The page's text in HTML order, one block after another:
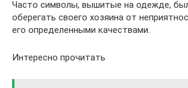
Часто символы, вышитые на одежде,
оберегать своего хозяина от
его определенными качествами.
Интересно прочитать